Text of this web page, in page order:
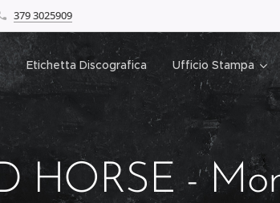
379 3025909
Etichetta Discografica Ufficio Stampa
HORSE -